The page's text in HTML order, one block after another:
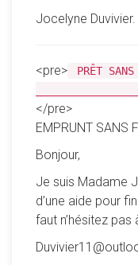
Jocelyne Duvivier.
<pre>
PRÊT
</pre>
EMPRUNT SANS
Bonjour,
Je suis Madame
d’une aide pour
faut n’hésitez